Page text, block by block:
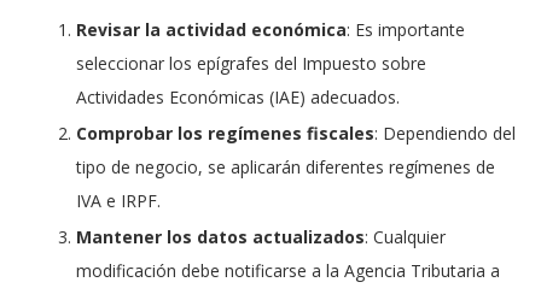
Revisar la actividad económica: Es importante
seleccionar los epígrafes del Impuesto sobre
Actividades Económicas (IAE) adecuados.
Comprobar los regímenes fiscales: Dependiendo del
tipo de negocio, se aplicarán diferentes regímenes de
IVA e IRPF.
Mantener los datos actualizados: Cualquier
modificación debe notificarse a la Agencia Tributaria a